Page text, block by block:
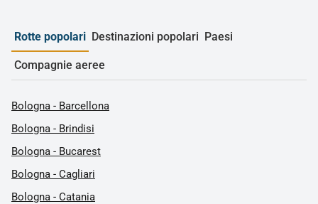
Rotte popolari Destinazioni popolari Paesi
Compagnie aeree
Bologna - Barcellona
Bologna - Brindisi
Bologna - Bucarest
Bologna - Cagliari
Bologna - Catania